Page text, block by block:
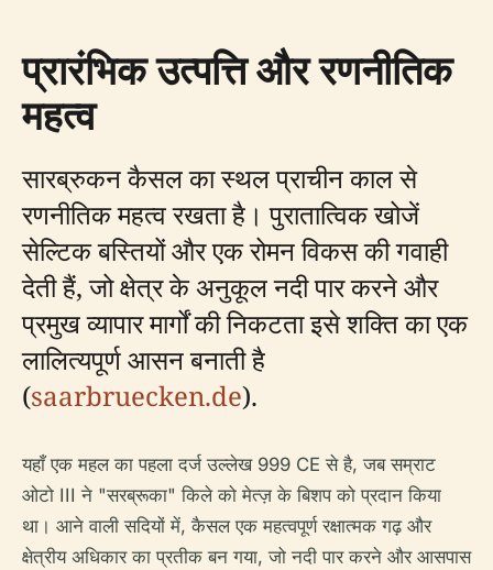
प्रारंभिक उत्पत्ति और रणनीतिक
महत्व
सारब्रुकन कैसल का स्थल प्राचीन काल से
रणनीतिक महत्व रखता है। पुरातात्विक खोजें
सेल्टिक बस्तियों और एक रोमन विकस की गवाही
देती हैं, जो क्षेत्र के अनुकूल नदी पार करने और
प्रमुख व्यापार मार्गों की निकटता इसे शक्ति का एक
लालित्यपूर्ण आसन बनाती है
(saarbruecken.de).
यहाँ एक महल का पहला दर्ज उल्लेख 999 CE से है, जब सम्राट
ओटो III ने "सरब्रूका" किले को मेत्ज़ के बिशप को प्रदान किया
था। आने वाली सदियों में, कैसल एक महत्वपूर्ण रक्षात्मक गढ़ और
क्षेत्रीय अधिकार का प्रतीक बन गया, जो नदी पार करने और आसपास